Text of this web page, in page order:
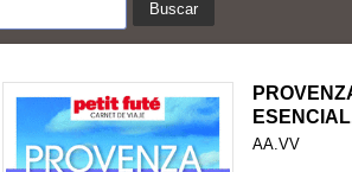
AA.VV